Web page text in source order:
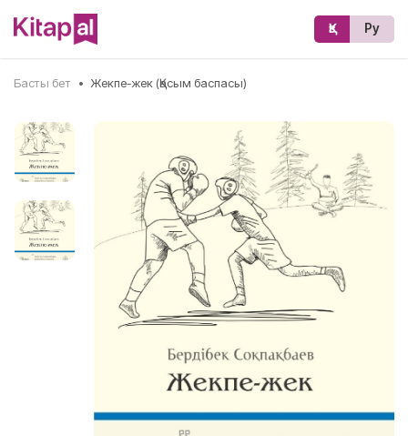
Қз Ру
Басты бет • Жекпе-жек (Қасым баспасы)